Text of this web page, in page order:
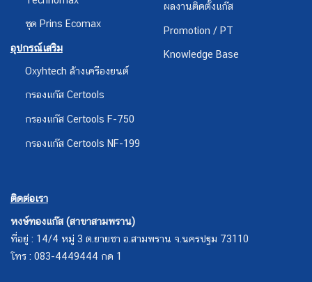
ชุด Prins Ecomax
อุปกรณ์เสริม
Oxyhtech ล้างเครืองยนต์
กรองแก๊ส Certools
กรองแก๊ส Certools F-750
กรองแก๊ส Certools NF-199
ผลงานติดตั้งแก๊ส
Promotion / PT
Knowledge Base
ติดต่อเรา
หงษ์ทองแก๊ส (สาขาสามพราน)
ที่อยู่ : 14/4 หมู่ 3 ต.ยายชา อ.สามพราน จ.นครปฐม 73110
โทร : 083-4449444 กด 1